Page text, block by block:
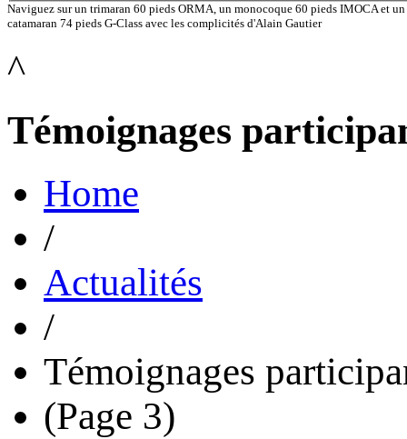
Naviguez sur un trimaran 60 pieds ORMA, un monocoque 60 pieds IMOCA et
catamaran 74 pieds G-Class avec les complicités d'Alain Gautier
^
Témoignages
Home
/
Actualités
/
Témoignages
(Page 3)